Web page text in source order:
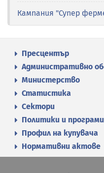
Кампания "Супер
Пресцентър
Административно
Министерство
Статистика
Сектори
Политики и програми
Профил на купувача
Нормативни актове